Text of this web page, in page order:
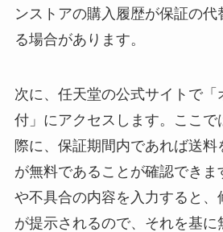
ンストアの購入履歴が保証の代
る場合があります。
次に、任天堂の公式サイトで「
付」にアクセスします。ここで
際に、保証期間内であれば送料
が無料であることが確認できま
や不具合の内容を入力すると、
が提示されるので、それを基に